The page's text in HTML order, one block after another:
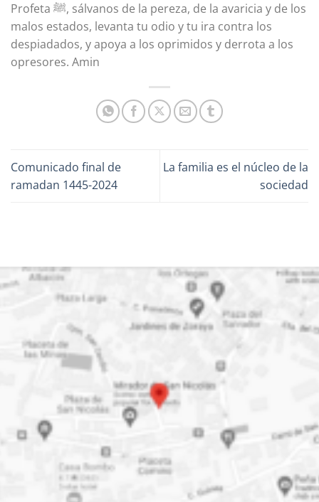
Profeta ﷺ, sálvanos de la pereza, de la avaricia y de los
malos estados, levanta tu odio y tu ira contra los
despiadados, y apoya a los oprimidos y derrota a los
opresores. Amin
Comunicado final de
ramadan 1445-2024
La familia es el núcleo de la
sociedad